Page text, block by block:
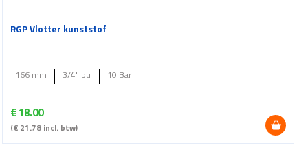
RGP Vlotter kunststof
€18.00
(€ 21.78 incl. btw)
166 mm 3/4" bu 10 Bar